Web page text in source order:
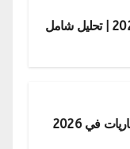
أرباح نايل سات 2020–2025 | تحليل شامل
أقوى 10 منصات لبث المباريات في 2026